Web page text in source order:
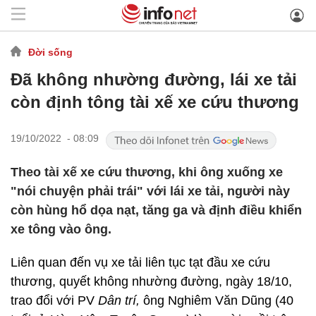
Đời sống
Đã không nhường đường, lái xe tải
còn định tông tài xế xe cứu thương
19/10/2022 - 08:09
Theo tài xế xe cứu thương, khi ông xuống xe
"nói chuyện phải trái" với lái xe tải, người này
còn hùng hổ dọa nạt, tăng ga và định điều khiển
xe tông vào ông.
Liên quan đến vụ xe tải liên tục tạt đầu xe cứu
thương, quyết không nhường đường, ngày 18/10,
trao đổi với PV Dân trí, ông Nghiêm Văn Dũng (40